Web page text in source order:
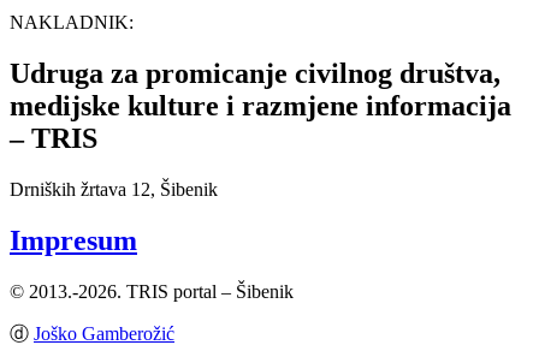
NAKLADNIK:
Udruga za promicanje civilnog društva,
medijske kulture i razmjene informacija
– TRIS
Drniških žrtava 12, Šibenik
Impresum
© 2013.-2026. TRIS portal – Šibenik
ⓓ Joško Gamberožić